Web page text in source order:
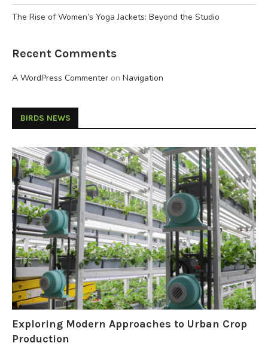
The Rise of Women’s Yoga Jackets: Beyond the Studio
Recent Comments
A WordPress Commenter on Navigation
BIRDS NEWS
Exploring Modern Approaches to Urban Crop
Production